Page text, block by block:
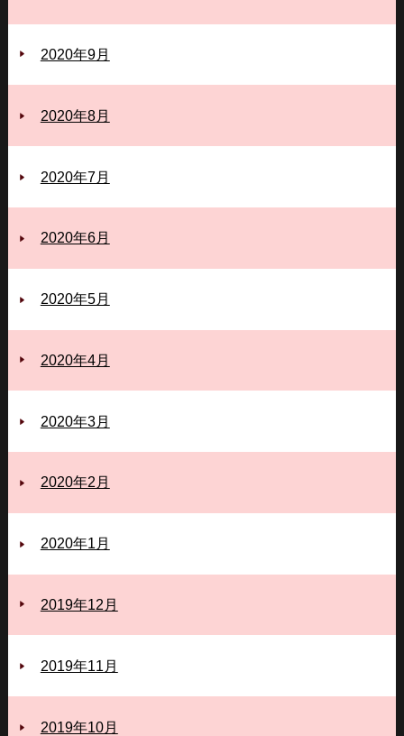
2020年9月
2020年8月
2020年7月
2020年6月
2020年5月
2020年4月
2020年3月
2020年2月
2020年1月
2019年12月
2019年11月
2019年10月